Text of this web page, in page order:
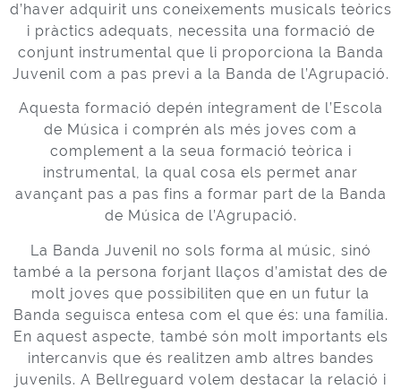
d’haver adquirit uns coneixements musicals teòrics
i pràctics adequats, necessita una formació de
conjunt instrumental que li proporciona la Banda
Juvenil com a pas previ a la Banda de l’Agrupació.
Aquesta formació depén íntegrament de l’Escola
de Música i comprén als més joves com a
complement a la seua formació teòrica i
instrumental, la qual cosa els permet anar
avançant pas a pas fins a formar part de la Banda
de Música de l’Agrupació.
La Banda Juvenil no sols forma al músic, sinó
també a la persona forjant llaços d’amistat des de
molt joves que possibiliten que en un futur la
Banda seguisca entesa com el que és: una família.
En aquest aspecte, també són molt importants els
intercanvis que és realitzen amb altres bandes
juvenils. A Bellreguard volem destacar la relació i